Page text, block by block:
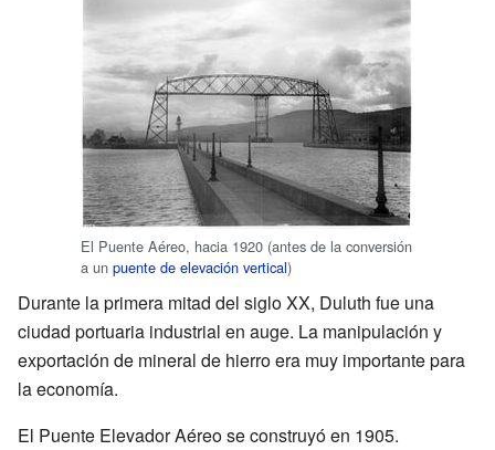
El Puente Aéreo, hacia 1920 (antes de la conversión
a un puente de elevación vertical)
Durante la primera mitad del siglo XX, Duluth fue una
ciudad portuaria industrial en auge. La manipulación y
exportación de mineral de hierro era muy importante para
la economía.
El Puente Elevador Aéreo se construyó en 1905.